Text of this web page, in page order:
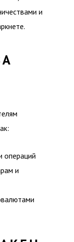
и
операций
и